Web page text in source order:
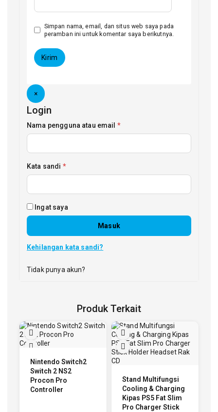
Simpan nama, email, dan situs web saya pada
peramban ini untuk komentar saya berikutnya.
×
Login
Nama pengguna atau email *
Kata sandi *
Ingat saya
Masuk
Kehilangan kata sandi?
Tidak punya akun?
Produk Terkait
Nintendo Switch2
Switch 2 NS2
Procon Pro
Controller
Stand Multifungsi
Cooling & Charging
Kipas PS5 Fat Slim
Pro Charger Stick